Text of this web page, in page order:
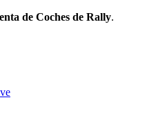
de Coches de Rally.